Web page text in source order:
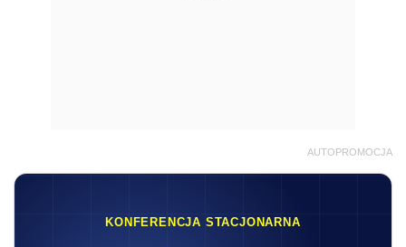
AUTOPROMOCJA
KONFERENCJA STACJONARNA